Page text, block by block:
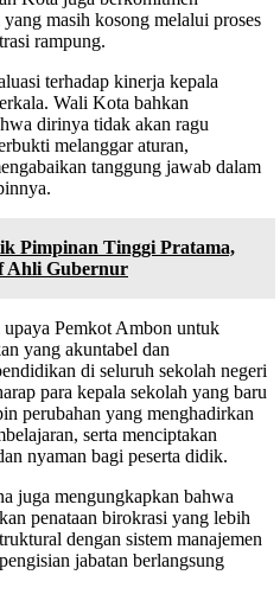
masih kosong melalui proses
rampung.
terhadap kinerja kepala
Wali Kota bahkan
dirinya tidak akan ragu
melanggar aturan,
tanggung jawab dalam
Pimpinan Tinggi Pratama,
Ahli Gubernur
Pemkot Ambon untuk
yang akuntabel dan
di seluruh sekolah negeri
para kepala sekolah yang baru
perubahan yang menghadirkan
serta menciptakan
nyaman bagi peserta didik.
juga mengungkapkan bahwa
penataan birokrasi yang lebih
dengan sistem manajemen
jabatan berlangsung